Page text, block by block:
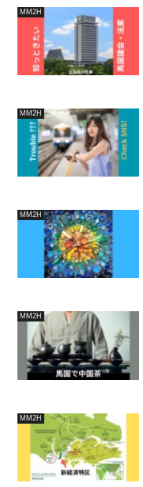
MM2H
MM2H
MM2H
MM2H
MM2H